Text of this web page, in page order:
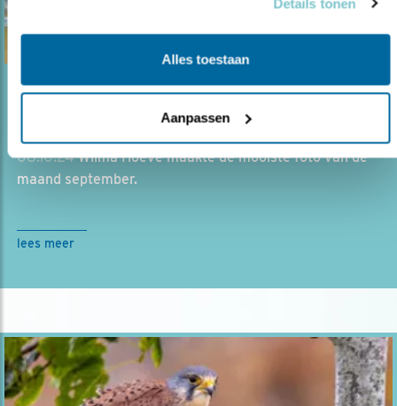
Details tonen
Alles toestaan
Aanpassen
Blog
FOTO VAN DE MAAND: BOSRUITER
08.10.24Wilma Hoeve maakte de mooiste foto van de
maand september.
lees meer